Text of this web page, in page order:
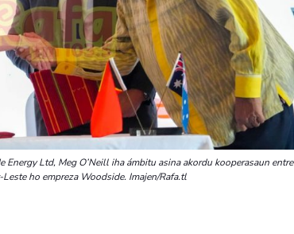
Energy Ltd, Meg O’Neill iha ámbitu asina akordu kooperasaun entre
ho empreza Woodside. Imajen/Rafa.tl